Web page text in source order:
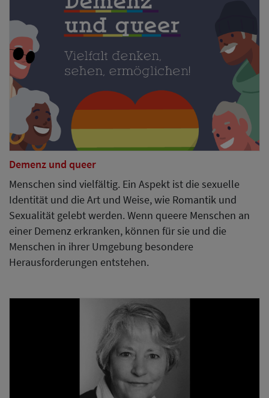
Demenz und queer
Menschen sind vielfältig. Ein Aspekt ist die sexuelle
Identität und die Art und Weise, wie Romantik und
Sexualität gelebt werden. Wenn queere Menschen an
einer Demenz erkranken, können für sie und die
Menschen in ihrer Umgebung besondere
Herausforderungen entstehen.